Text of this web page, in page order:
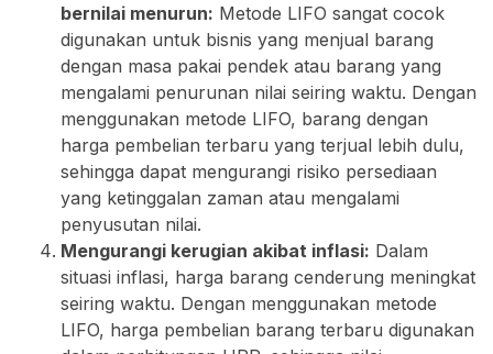
bernilai menurun: Metode LIFO sangat cocok
digunakan untuk bisnis yang menjual barang
dengan masa pakai pendek atau barang yang
mengalami penurunan nilai seiring waktu. Dengan
menggunakan metode LIFO, barang dengan
harga pembelian terbaru yang terjual lebih dulu,
sehingga dapat mengurangi risiko persediaan
yang ketinggalan zaman atau mengalami
penyusutan nilai.
Mengurangi kerugian akibat inflasi: Dalam
situasi inflasi, harga barang cenderung meningkat
seiring waktu. Dengan menggunakan metode
LIFO, harga pembelian barang terbaru digunakan